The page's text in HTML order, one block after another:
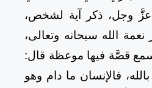
عزَّ وجل، ذكر آية لشخص،
الله سبحانه وتعالى،
قصَّة فيها موعظة قال:
فالإنسان ما دام وهو